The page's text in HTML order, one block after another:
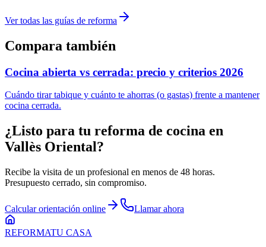
Ver todas las guías de reforma
Compara también
Cocina abierta vs cerrada: precio y criterios 2026
Cuándo tirar tabique y cuánto te ahorras (o gastas) frente a mantener
cocina cerrada.
¿Listo para tu reforma de cocina en
Vallès Oriental?
Recibe la visita de un profesional en menos de 48 horas.
Presupuesto cerrado, sin compromiso.
Calcular orientación online Llamar ahora
REFORMATU CASA